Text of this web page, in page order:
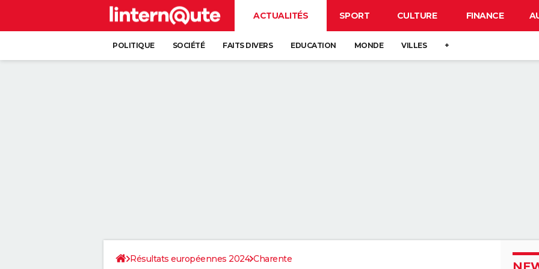
ACTUALITÉS SPORT CULTURE FINANCE
POLITIQUE SOCIÉTÉ FAITS DIVERS EDUCATION MONDE VILLES +
Résultats européennes 2024 Charente